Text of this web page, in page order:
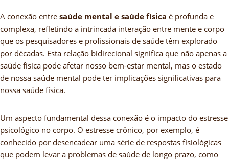
A conexão entre saúde mental e saúde física é profunda e
complexa, refletindo a intrincada interação entre mente e corpo
que os pesquisadores e profissionais de saúde têm explorado
por décadas. Esta relação bidirecional significa que não apenas a
saúde física pode afetar nosso bem-estar mental, mas o estado
de nossa saúde mental pode ter implicações significativas para
nossa saúde física.
Um aspecto fundamental dessa conexão é o impacto do estresse
psicológico no corpo. O estresse crônico, por exemplo, é
conhecido por desencadear uma série de respostas fisiológicas
que podem levar a problemas de saúde de longo prazo, como